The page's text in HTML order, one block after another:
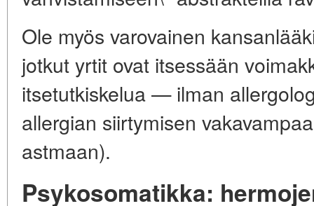
Ole myös varovainen
jotkut yrtit ovat itsessään
itsetutkiskelua — ilman
allergian siirtymisen
astmaan).
Psykosomatikka: